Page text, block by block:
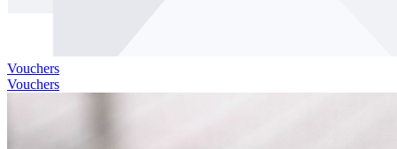
Vouchers
Vouchers